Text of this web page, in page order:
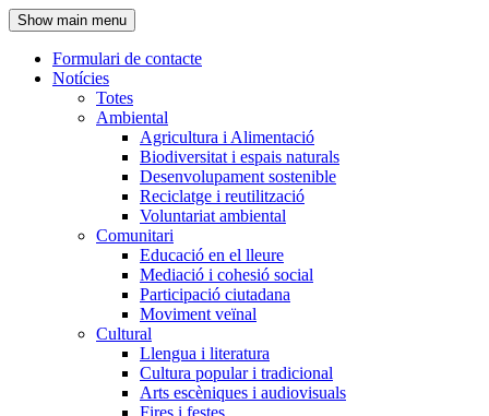
de
l'encapçalament
Show main menu
Navegació
principal
Formulari de contacte
Notícies
Totes
Ambiental
Agricultura i Alimentació
Biodiversitat i espais naturals
Desenvolupament sostenible
Reciclatge i reutilització
Voluntariat ambiental
Comunitari
Educació en el lleure
Mediació i cohesió social
Participació ciutadana
Moviment veïnal
Cultural
Llengua i literatura
Cultura popular i tradicional
Arts escèniques i audiovisuals
Fires i festes